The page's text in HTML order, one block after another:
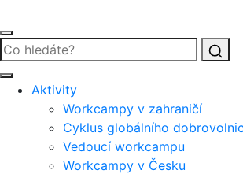
Vyhledat
Aktivity
Workcampy v zahraničí
Cyklus globálního
Vedoucí workcampu
Workcampy v Česku